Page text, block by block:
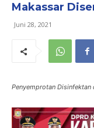
Makassar
Juni 28, 2021
Penyemprotan Disinfektan